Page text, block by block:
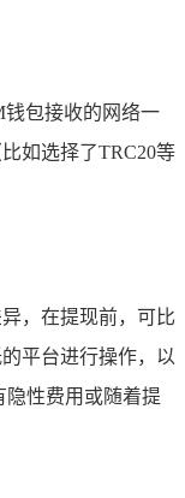
包接收的网络一
如选择了TRC20等
，在提现前，可比
平台进行操作，以
隐性费用或随着提